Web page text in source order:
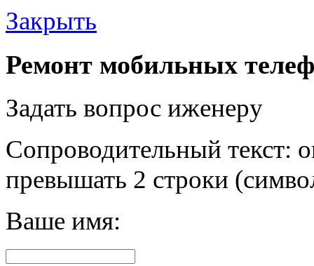
Закрыть
Ремонт мобильных
Задать вопрос иженеру
Сопроводительный текст:
превышать 2 строки
Ваше имя: